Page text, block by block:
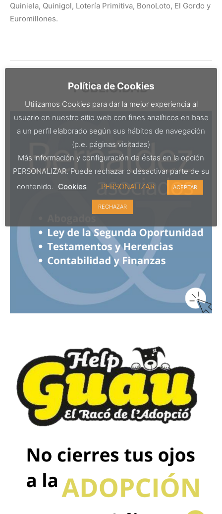
Quiniela, Quinigol, Lotería Primitiva, BonoLoto, El Gordo y
Euromillones.
PUBLICIDAD
Política de Cookies
Utilizamos Cookies para dar la mejor experiencia al
usuario en nuestro sitio web con fines analíticos en base
a un perfil elaborado según sus hábitos de navegación
(p.e. páginas visitadas)
Más información y configuración de éstas en la opción
PERSONALIZAR. Puede rechazar o desactivar parte de su
contenido. Cookies PERSONALIZAR ACEPTAR
RECHAZAR